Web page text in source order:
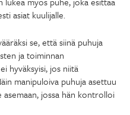
asiat kuulijalle.
se, että siinä puhuja
ja toiminnan
hyväksyisi, jos niitä
manipuloiva puhuja asettuu
jossa hän kontrolloi